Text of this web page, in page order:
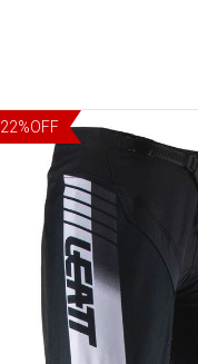
22%OFF